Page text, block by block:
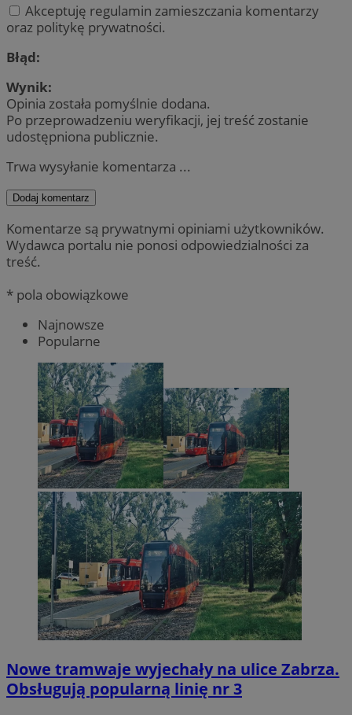
Akceptuję regulamin zamieszczania komentarzy
oraz politykę prywatności.
Błąd:
Wynik:
Opinia została pomyślnie dodana.
Po przeprowadzeniu weryfikacji, jej treść zostanie
udostępniona publicznie.
Trwa wysyłanie komentarza ...
Dodaj komentarz
Komentarze są prywatnymi opiniami użytkowników.
Wydawca portalu nie ponosi odpowiedzialności za
treść.
* pola obowiązkowe
Najnowsze
Popularne
Nowe tramwaje wyjechały na ulice Zabrza.
Obsługują popularną linię nr 3